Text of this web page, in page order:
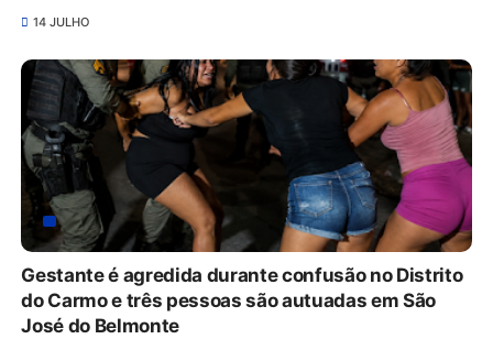
14 JULHO
Gestante é agredida durante confusão no Distrito
do Carmo e três pessoas são autuadas em São
José do Belmonte